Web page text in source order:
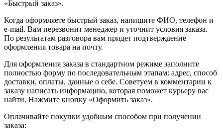
«Быстрый заказ».
Когда оформляете быстрый заказ, напишите ФИО, телефон и
e-mail. Вам перезвонит менеджер и уточнит условия заказа.
По результатам разговора вам придет подтверждение
оформления товара на почту.
Для оформления заказа в стандартном режиме заполните
полностью форму по последовательным этапам: адрес, способ
доставки, оплаты, данные о себе. Советуем в комментарии к
заказу написать информацию, которая поможет курьеру вас
найти. Нажмите кнопку «Оформить заказ».
Оплачивайте покупки удобным способом при получении
заказа: